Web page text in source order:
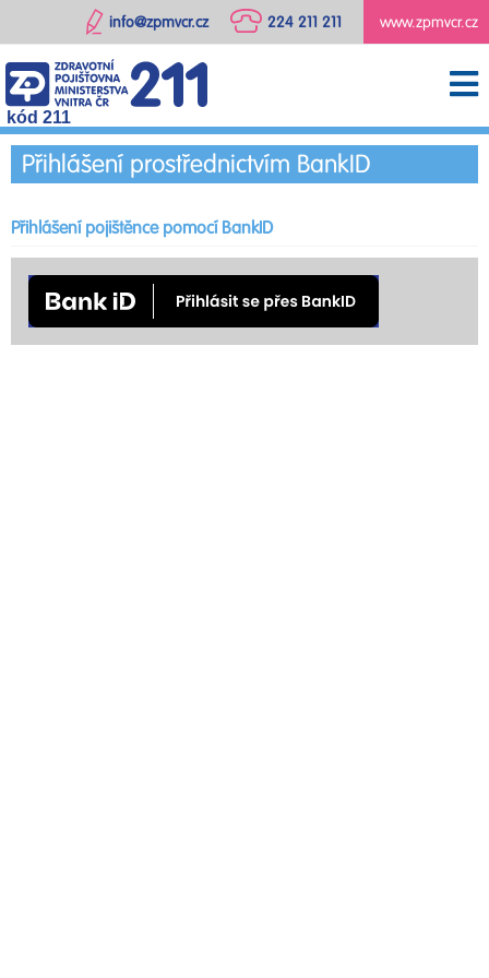
www.zpmvcr.cz
224 211 211
info@zpmvcr.cz
kód 211
Přihlášení prostřednictvím BankID
Přihlášení pojištěnce pomocí BankID